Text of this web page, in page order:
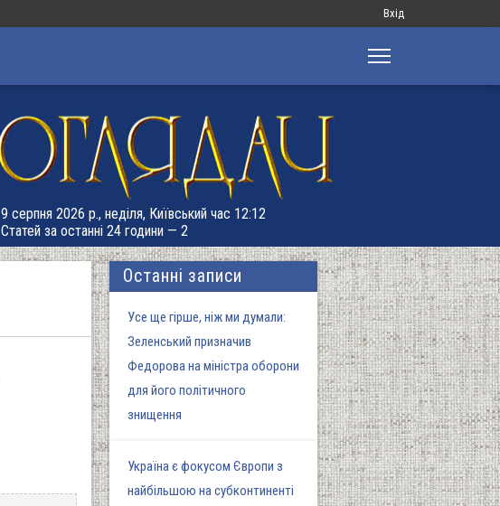
Меню
запису
Вхід
9 серпня 2026 р., неділя, Київський час 12:12
Статей за останні 24 години — 2
Останні записи
Усе ще гірше, ніж ми думали:
Зеленський призначив
Федорова на міністра оборони
для його політичного
знищення
Україна є фокусом Європи з
найбільшою на субконтиненті